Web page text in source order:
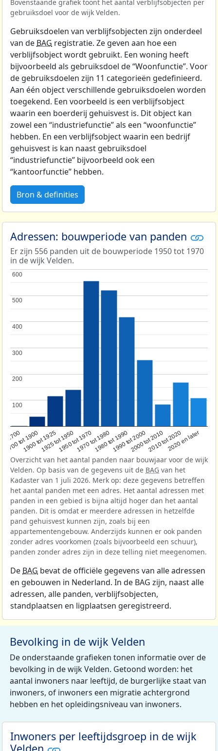
Bovenstaande grafiek toont het aantal verblijfsobjecten per
gebruiksdoel voor de wijk Velden.
Gebruiksdoelen van verblijfsobjecten zijn onderdeel
van de BAG registratie. Ze geven aan hoe een
verblijfsobject wordt gebruikt. Een woning heeft
bijvoorbeeld als gebruiksdoel de “Woonfunctie”. Voor
de gebruiksdoelen zijn 11 categorieën gedefinieerd.
Aan één object verschillende gebruiksdoelen worden
toegekend. Een voorbeeld is een verblijfsobject
waarin een boerderij gehuisvest is. Dit object kan
zowel een “industriefunctie” als een “woonfunctie”
hebben. En een verblijfsobject waarin een bedrijf
gehuisvest is kan naast gebruiksdoel
“industriefunctie” bijvoorbeeld ook een
“kantoorfunctie” hebben.
Bron & definities
Adressen: bouwperiode van panden
Er zijn 556 panden uit de bouwperiode 1950 tot 1970
in de wijk Velden.
1700
1700 tot 1900
1900 tot 19251925 tot 19501950 tot 19701970 tot 19801980 tot 19901990 tot 20002000 tot 20102010 tot 20202020 en later
100
100
200
200
300
300
400
400
500
500
600
600
Overzicht van het aantal panden naar bouwjaar voor de wijk
Velden. Op basis van de gegevens uit de BAG van het
Kadaster van 1 juli 2026. Merk op: deze gegevens betreffen
het aantal panden met een adres. Het aantal adressen met
panden in een gebied is bijna altijd hoger dan het aantal
panden. Dit is omdat er meerdere adressen in hetzelfde
pand gehuisvest kunnen zijn, zoals bij een
appartementengebouw. Anderzijds kunnen er ook panden
zonder adres voorkomen (zoals bijvoorbeeld een schuur),
panden zonder adres zijn in deze telling niet meegenomen.
DeBAG bevat de officiële gegevens van alle adressen
en gebouwen in Nederland. In de BAG zijn, naast alle
adressen, alle panden, verblijfsobjecten,
standplaatsen en ligplaatsen geregistreerd.
Bevolking in de wijk Velden
De onderstaande grafieken tonen informatie over de
bevolking in de wijk Velden. Getoond worden: het
aantal inwoners naar leeftijd, de burgerlijke staat van
inwoners, of inwoners een migratie achtergrond
hebben en het opleidingsniveau van inwoners.
Inwoners per leeftijdsgroep in de wijk